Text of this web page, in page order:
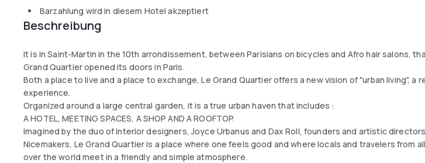
Barzahlung wird in diesem Hotel akzeptiert
Beschreibung
It is in Saint-Martin in the 10th arrondissement, between Parisians on bicycles and Afro hair salons,
Grand Quartier opened its doors in Paris.
Both a place to live and a place to exchange, Le Grand Quartier offers a new vision of "urban living", a
experience.
Organized around a large central garden, it is a true urban haven that includes :
A HOTEL, MEETING SPACES, A SHOP AND A ROOFTOP.
Imagined by the duo of interior designers, Joyce Urbanus and Dax Roll, founders and artistic
Nicemakers, Le Grand Quartier is a place where one feels good and where locals and travelers from all
over the world meet in a friendly and simple atmosphere.